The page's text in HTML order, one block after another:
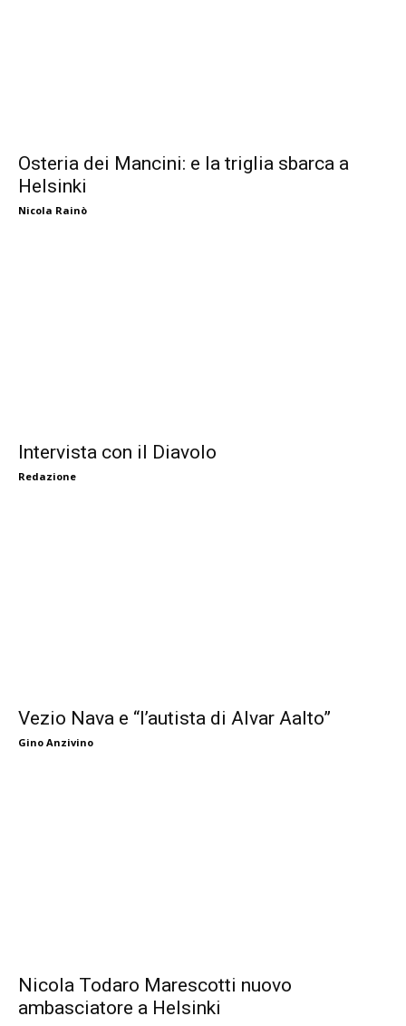
Osteria dei Mancini: e la triglia sbarca a
Helsinki
Nicola Rainò
Intervista con il Diavolo
Redazione
Vezio Nava e “l’autista di Alvar Aalto”
Gino Anzivino
Nicola Todaro Marescotti nuovo
ambasciatore a Helsinki